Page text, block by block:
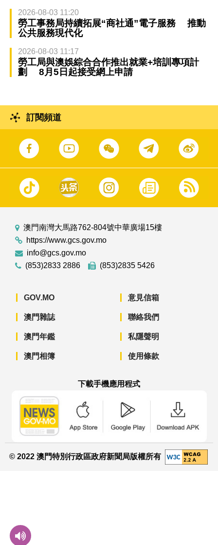
2026-08-03 11:20
勞工事務局持續拓展“商社通”電子服務 推動
公共服務現代化
2026-08-03 11:17
勞工局與澳娛綜合合作推出就業+培訓專項計
劃 8月5日起接受網上申請
訂閱頻道
澳門南灣大馬路762-804號中華廣場15樓
https://www.gcs.gov.mo
info@gcs.gov.mo
(853)2833 2886
(853)2835 5426
GOV.MO
澳門雜誌
澳門年鑑
澳門相簿
意見信箱
聯絡我們
私隱聲明
使用條款
下載手機應用程式
© 2022 澳門特別行政區政府新聞局版權所有